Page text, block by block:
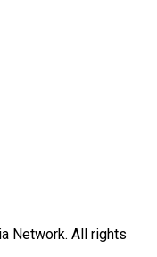
Network. All rights